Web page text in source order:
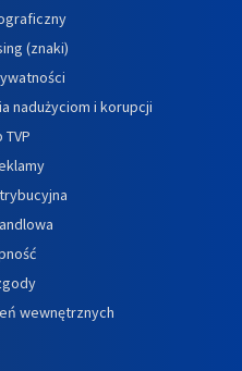
(znaki)
nadużyciom i korupcji
wewnętrznych